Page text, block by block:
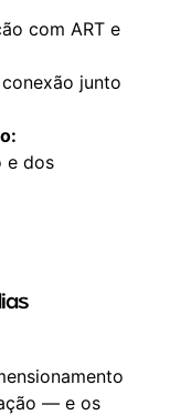
com ART e
junto
e dos
— e os